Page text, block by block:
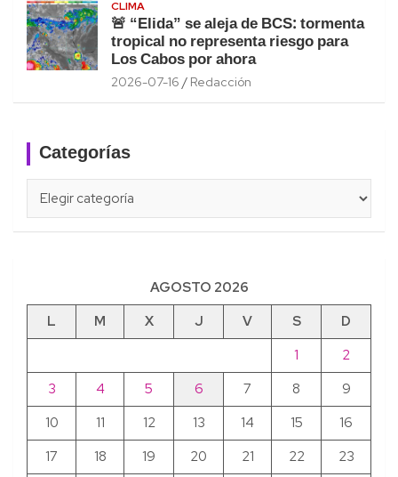
CLIMA
🚨 “Elida” se aleja de BCS: tormenta
tropical no representa riesgo para
Los Cabos por ahora
2026-07-16 Redacción
Categorías
AGOSTO 2026
L
M X J V S
D
1
2
3
4 5 6 7 8
9
10
11 12 13 14 15
16
17
18 19 20 21 22 23